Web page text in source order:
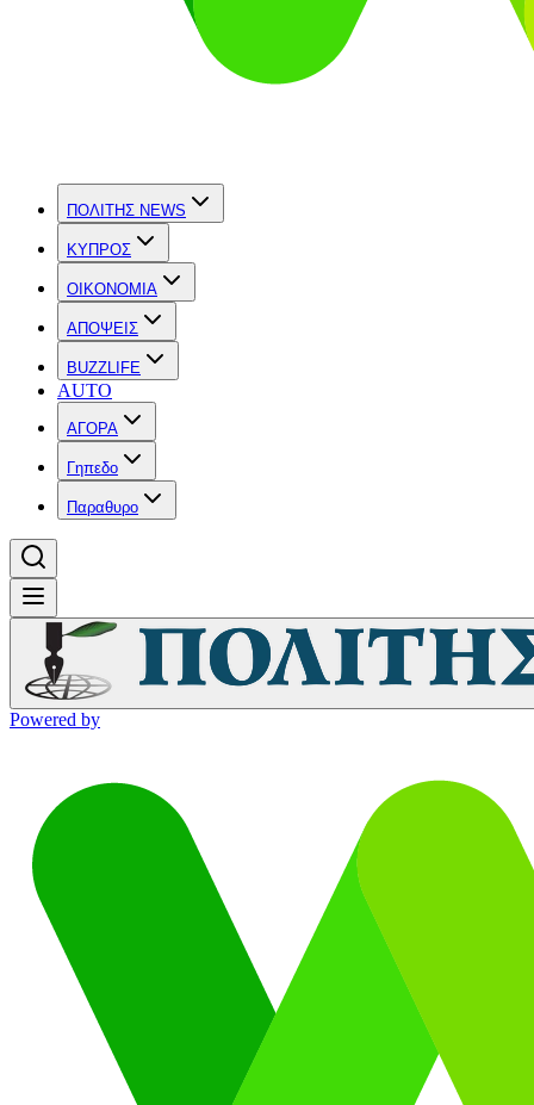
ΠΟΛΙΤΗΣ NEWS
ΚΥΠΡΟΣ
OIKONOMIA
ΑΠΟΨΕΙΣ
BUZZLIFE
AUTO
ΑΓΟΡΑ
Γηπεδο
Παραθυρο
Powered by